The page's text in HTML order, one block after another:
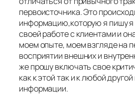
первоисточника. Это
информацию,которую я пишу
своей работе с клиентами и
моем опыте, моем взгляде на
восприятии внешних и
же прошу включать свое
как к этой так и к любой
информации.